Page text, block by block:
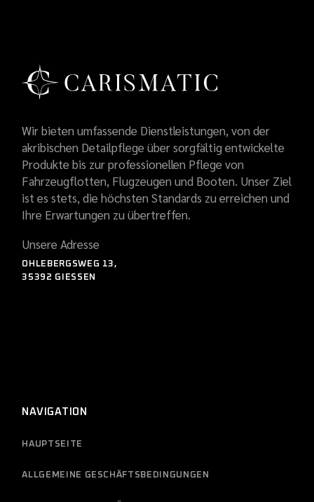
Wir bieten umfassende Dienstleistungen, von der
akribischen Detailpflege über sorgfältig entwickelte
Produkte bis zur professionellen Pflege von
Fahrzeugflotten, Flugzeugen und Booten. Unser Ziel
ist es stets, die höchsten Standards zu erreichen und
Ihre Erwartungen zu übertreffen.
Unsere Adresse
OHLEBERGSWEG 13,
35392 GIESSEN
NAVIGATION
HAUPTSEITE
ALLGEMEINE GESCHÄFTSBEDINGUNGEN